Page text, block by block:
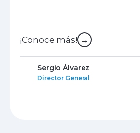
¡Conoce más! →
Sergio Álvarez
Director General